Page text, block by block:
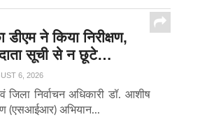
ने किया निरीक्षण,
सूची से न छूटे…
6, 2026
जिला निर्वाचन अधिकारी डॉ. आशीष
(एसआईआर) अभियान...